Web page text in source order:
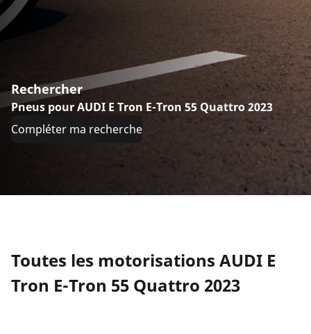
Rechercher
Pneus pour AUDI E Tron E-Tron 55 Quattro 2023
Compléter ma recherche
Toutes les motorisations AUDI E
Tron E-Tron 55 Quattro 2023